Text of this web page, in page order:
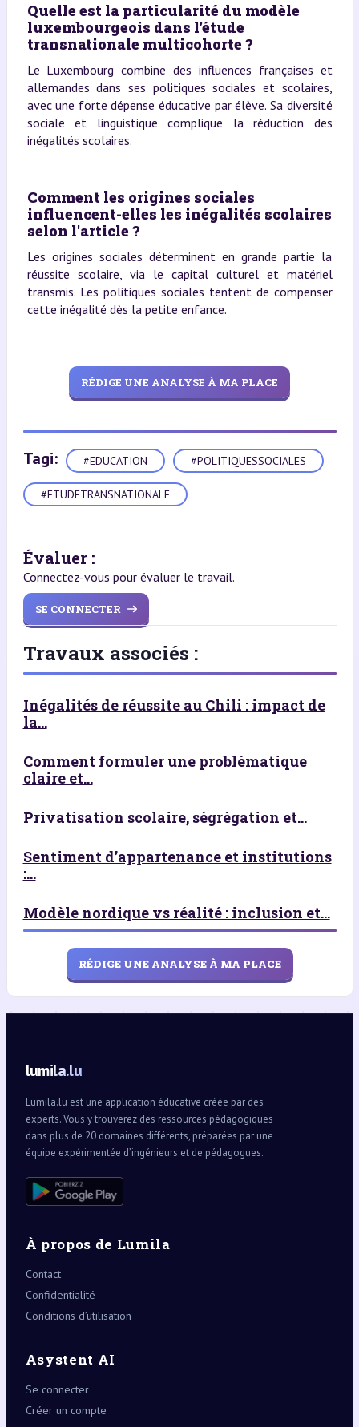
Quelle est la particularité du modèle
luxembourgeois dans l'étude
transnationale multicohorte ?
Le Luxembourg combine des influences françaises et
allemandes dans ses politiques sociales et scolaires,
avec une forte dépense éducative par élève. Sa diversité
sociale et linguistique complique la réduction des
inégalités scolaires.
Comment les origines sociales
influencent-elles les inégalités scolaires
selon l'article ?
Les origines sociales déterminent en grande partie la
réussite scolaire, via le capital culturel et matériel
transmis. Les politiques sociales tentent de compenser
cette inégalité dès la petite enfance.
RÉDIGE UNE ANALYSE À MA PLACE
Tagi: #EDUCATION #POLITIQUESSOCIALES
#ETUDETRANSNATIONALE
Évaluer :
Connectez-vous pour évaluer le travail.
SE CONNECTER
Travaux associés :
Inégalités de réussite au Chili : impact de
la...
Comment formuler une problématique
claire et...
Privatisation scolaire, ségrégation et...
Sentiment d’appartenance et institutions
:...
Modèle nordique vs réalité : inclusion et...
RÉDIGE UNE ANALYSE À MA PLACE
lumila.lu
Lumila.lu est une application éducative créée par des
experts. Vous y trouverez des ressources pédagogiques
dans plus de 20 domaines différents, préparées par une
équipe expérimentée d’ingénieurs et de pédagogues.
À propos de Lumila
Contact
Confidentialité
Conditions d’utilisation
Asystent AI
Se connecter
Créer un compte